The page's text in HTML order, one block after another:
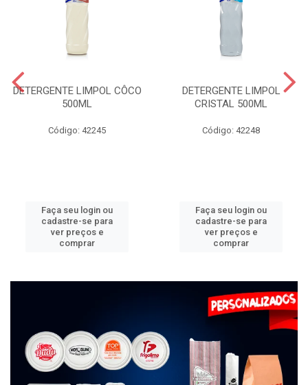
DETERGENTE LIMPOL CÔCO
500ML
Código: 42245
Faça seu login ou
cadastre-se para
ver preços e
comprar
DETERGENTE LIMPOL
CRISTAL 500ML
Código: 42248
Faça seu login ou
cadastre-se para
ver preços e
comprar